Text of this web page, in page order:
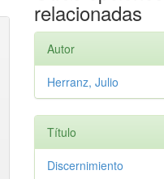
relacionadas
Autor
Herranz, Julio
Título
Discernimiento